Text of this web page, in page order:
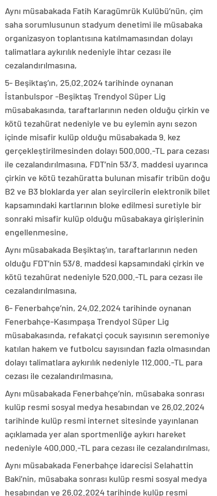
Aynı müsabakada Fatih Karagümrük Kulübü’nün, çim
saha sorumlusunun stadyum denetimi ile müsabaka
organizasyon toplantısına katılmamasından dolayı
talimatlara aykırılık nedeniyle ihtar cezası ile
cezalandırılmasına,
5- Beşiktaş’ın, 25.02.2024 tarihinde oynanan
İstanbulspor -Beşiktaş Trendyol Süper Lig
müsabakasında, taraftarlarının neden olduğu çirkin ve
kötü tezahürat nedeniyle ve bu eylemin aynı sezon
içinde misafir kulüp olduğu müsabakada 9. kez
gerçekleştirilmesinden dolayı 500.000.-TL para cezası
ile cezalandırılmasına, FDT’nin 53/3. maddesi uyarınca
çirkin ve kötü tezahüratta bulunan misafir tribün doğu
B2 ve B3 bloklarda yer alan seyircilerin elektronik bilet
kapsamındaki kartlarının bloke edilmesi suretiyle bir
sonraki misafir kulüp olduğu müsabakaya girişlerinin
engellenmesine,
Aynı müsabakada Beşiktaş’ın, taraftarlarının neden
olduğu FDT’nin 53/8. maddesi kapsamındaki çirkin ve
kötü tezahürat nedeniyle 520.000.-TL para cezası ile
cezalandırılmasına,
6- Fenerbahçe’nin, 24.02.2024 tarihinde oynanan
Fenerbahçe-Kasımpaşa Trendyol Süper Lig
müsabakasında, refakatçi çocuk sayısının seremoniye
katılan hakem ve futbolcu sayısından fazla olmasından
dolayı talimatlara aykırılık nedeniyle 112.000.-TL para
cezası ile cezalandırılmasına,
Aynı müsabakada Fenerbahçe’nin, müsabaka sonrası
kulüp resmi sosyal medya hesabından ve 26.02.2024
tarihinde kulüp resmi internet sitesinde yayınlanan
açıklamada yer alan sportmenliğe aykırı hareket
nedeniyle 400.000.-TL para cezası ile cezalandırılması,
Aynı müsabakada Fenerbahçe idarecisi Selahattin
Baki’nin, müsabaka sonrası kulüp resmi sosyal medya
hesabından ve 26.02.2024 tarihinde kulüp resmi